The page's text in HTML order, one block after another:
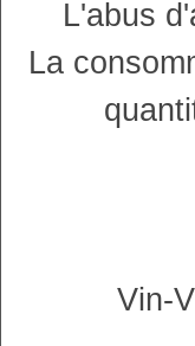
L'abus
La
Vin-